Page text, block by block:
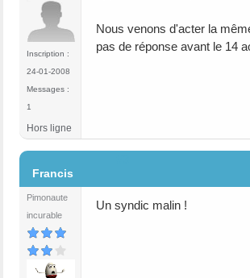
Inscription :
24-01-2008
Messages :
1
Nous venons d'acter la
pas de réponse avant le 14
Hors ligne
Francis
Pimonaute
incurable
Un syndic malin !